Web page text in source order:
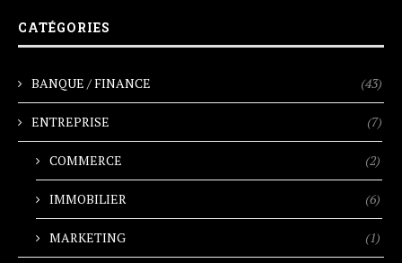
CATÉGORIES
BANQUE / FINANCE (43)
ENTREPRISE (7)
COMMERCE (2)
IMMOBILIER (6)
MARKETING (1)